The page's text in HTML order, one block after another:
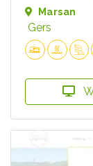
Marsan
Gers